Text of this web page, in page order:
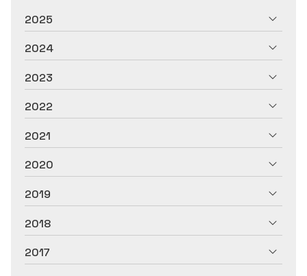
2025
2024
2023
2022
2021
2020
2019
2018
2017